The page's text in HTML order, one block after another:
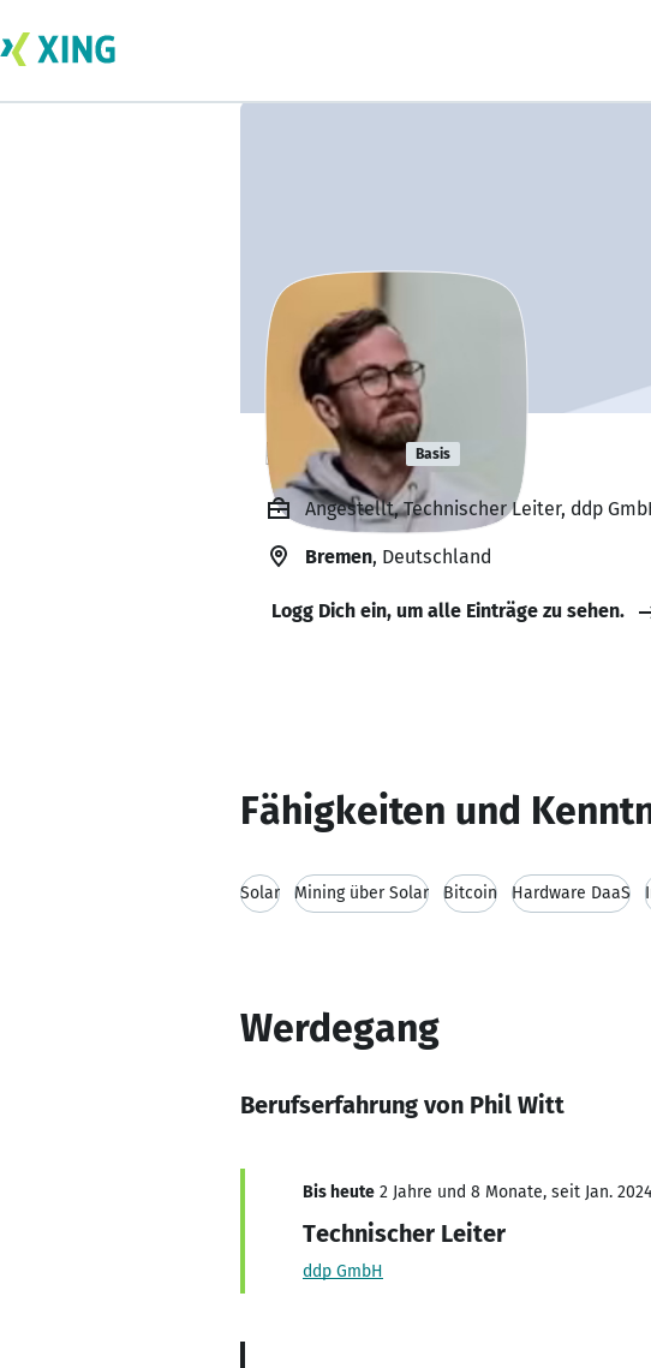
Phil Witt Basis
Angestellt, Technischer Leiter, ddp
Bremen, Deutschland
Logg Dich ein, um alle Einträge zu sehen.
Fähigkeiten und
Solar Mining über Solar Bitcoin Hardware DaaS
Werdegang
Berufserfahrung von Phil Witt
Bis heute 2 Jahre und 8 Monate, seit Jan. 2024
Technischer Leiter
ddp GmbH